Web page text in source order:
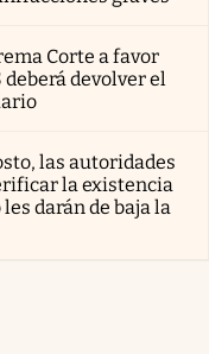
Corte a favor
devolver el
las autoridades
la existencia
darán de baja la